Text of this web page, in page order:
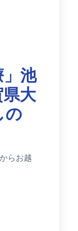
」池
大
の
らお越